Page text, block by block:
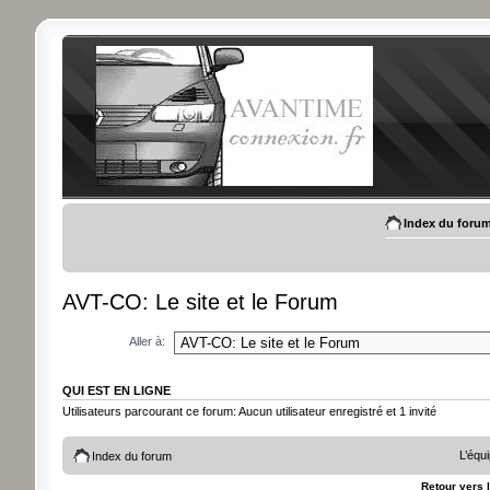
Index du
AVT-CO: Le site et le Forum
Aller à:
QUI EST EN LIGNE
Utilisateurs parcourant ce forum: Aucun utilisateur enregistré et 1 invité
Index du forum
Retour vers